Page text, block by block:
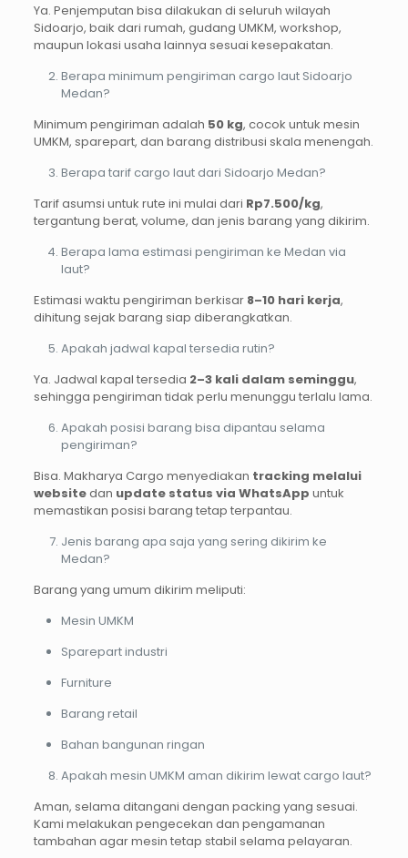
Ya. Penjemputan bisa dilakukan di seluruh wilayah
Sidoarjo, baik dari rumah, gudang UMKM, workshop,
maupun lokasi usaha lainnya sesuai kesepakatan.
Berapa minimum pengiriman cargo laut Sidoarjo
Medan?
Minimum pengiriman adalah 50 kg, cocok untuk mesin
UMKM, sparepart, dan barang distribusi skala menengah.
Berapa tarif cargo laut dari Sidoarjo Medan?
Tarif asumsi untuk rute ini mulai dari Rp7.500/kg,
tergantung berat, volume, dan jenis barang yang dikirim.
Berapa lama estimasi pengiriman ke Medan via
laut?
Estimasi waktu pengiriman berkisar 8–10 hari kerja,
dihitung sejak barang siap diberangkatkan.
Apakah jadwal kapal tersedia rutin?
Ya. Jadwal kapal tersedia 2–3 kali dalam seminggu,
sehingga pengiriman tidak perlu menunggu terlalu lama.
Apakah posisi barang bisa dipantau selama
pengiriman?
Bisa. Makharya Cargo menyediakan tracking melalui
websitedan update status via WhatsApp untuk
memastikan posisi barang tetap terpantau.
Jenis barang apa saja yang sering dikirim ke
Medan?
Barang yang umum dikirim meliputi:
Mesin UMKM
Sparepart industri
Furniture
Barang retail
Bahan bangunan ringan
Apakah mesin UMKM aman dikirim lewat cargo laut?
Aman, selama ditangani dengan packing yang sesuai.
Kami melakukan pengecekan dan pengamanan
tambahan agar mesin tetap stabil selama pelayaran.